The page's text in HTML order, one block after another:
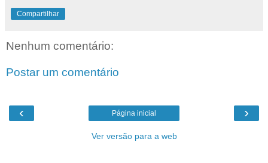
Compartilhar
Nenhum comentário:
Postar um comentário
‹ ›
Página inicial
Ver versão para a web